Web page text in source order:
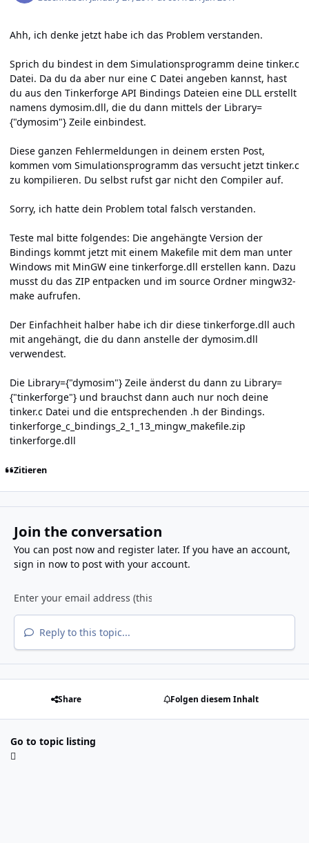
Ahh, ich denke jetzt habe ich das Problem verstanden.
Sprich du bindest in dem Simulationsprogramm deine tinker.c
Datei. Da du da aber nur eine C Datei angeben kannst, hast
du aus den Tinkerforge API Bindings Dateien eine DLL erstellt
namens dymosim.dll, die du dann mittels der Library=
{"dymosim"} Zeile einbindest.
Diese ganzen Fehlermeldungen in deinem ersten Post,
kommen vom Simulationsprogramm das versucht jetzt tinker.c
zu kompilieren. Du selbst rufst gar nicht den Compiler auf.
Sorry, ich hatte dein Problem total falsch verstanden.
Teste mal bitte folgendes: Die angehängte Version der
Bindings kommt jetzt mit einem Makefile mit dem man unter
Windows mit MinGW eine tinkerforge.dll erstellen kann. Dazu
musst du das ZIP entpacken und im source Ordner mingw32-
make aufrufen.
Der Einfachheit halber habe ich dir diese tinkerforge.dll auch
mit angehängt, die du dann anstelle der dymosim.dll
verwendest.
Die Library={"dymosim"} Zeile änderst du dann zu Library=
{"tinkerforge"} und brauchst dann auch nur noch deine
tinker.c Datei und die entsprechenden .h der Bindings.
tinkerforge_c_bindings_2_1_13_mingw_makefile.zip
tinkerforge.dll
Zitieren
Join the conversation
You can post now and register later. If you have an account,
sign in nowto post with your account.
Reply to this topic...
Share Folgen diesem Inhalt
Go to topic listing